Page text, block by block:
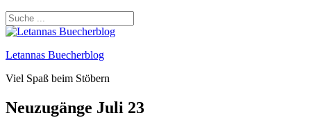
Letannas Buecherblog
Viel Spaß beim Stöbern
Neuzugänge Juli 23